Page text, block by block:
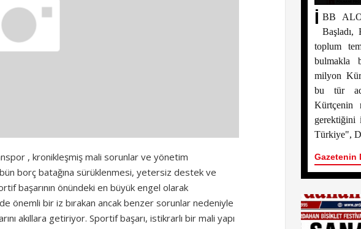
, kronikleşmiş mali sorunlar ve yönetim
borç batağına sürüklenmesi, yetersiz destek ve
başarının önündeki en büyük engel olarak
önemli bir iz bırakan ancak benzer sorunlar nedeniyle
akıllara getiriyor. Sportif başarı, istikrarlı bir mali yapı
İ BB
toplum
bulmakla
milyon
bu tür
Kürtçenin
gerektiğini
Türkiye",
Gazetenin